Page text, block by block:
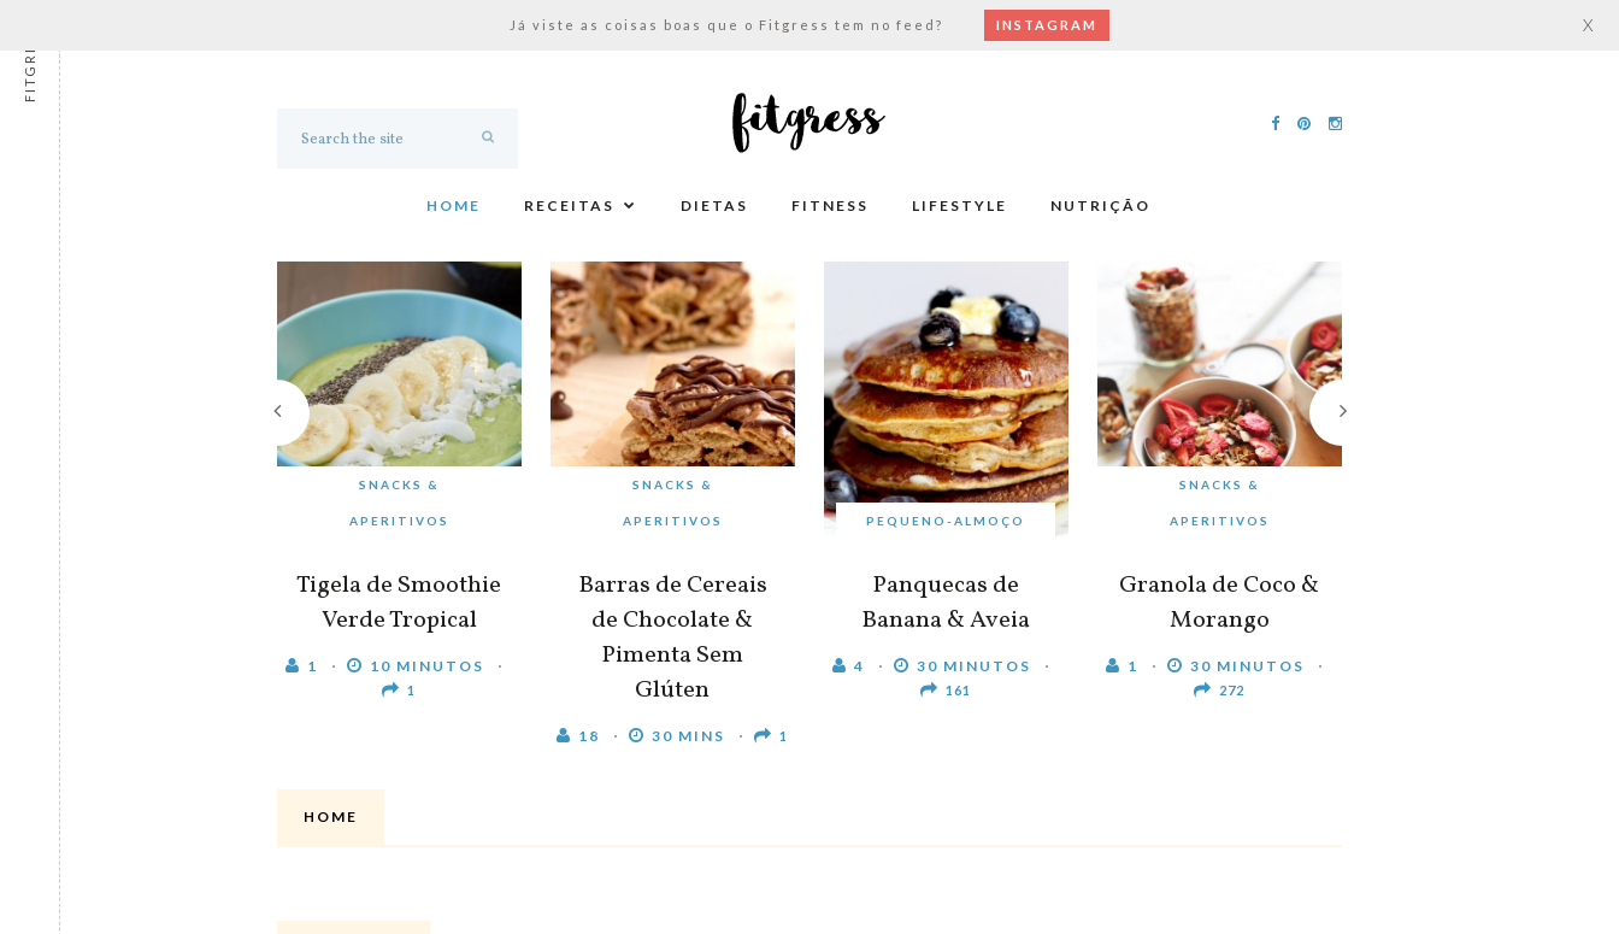
HOME RECEITAS DIETAS FITNESS LIFESTYLE NUTRIÇÃO
SNACKS &
APERITIVOS
Tigela de Smoothie
Verde Tropical
1 10 MINUTOS
1
SNACKS &
APERITIVOS
Barras de Cereais
de Chocolate &
Pimenta Sem
Glúten
18 30 MINS 1
PEQUENO-ALMOÇO
Panquecas de
Banana & Aveia
4 30 MINUTOS
161
SNACKS &
APERITIVOS
Granola de Coco &
Morango
1 30 MINUTOS
272
HOME
FITGRESS Já viste as coisas boas que o Fitgress tem no feed? INSTAGRAM X